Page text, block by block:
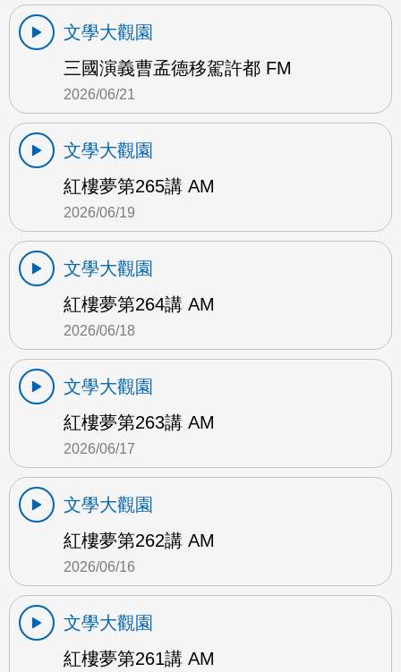
文學大觀園
三國演義曹孟德移駕許都 FM
2026/06/21
文學大觀園
紅樓夢第265講 AM
2026/06/19
文學大觀園
紅樓夢第264講 AM
2026/06/18
文學大觀園
紅樓夢第263講 AM
2026/06/17
文學大觀園
紅樓夢第262講 AM
2026/06/16
文學大觀園
紅樓夢第261講 AM